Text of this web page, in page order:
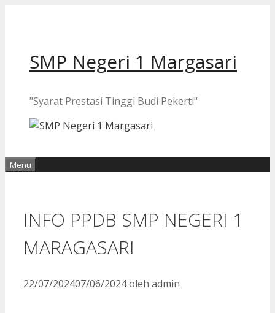
SMP Negeri 1 Margasari
"Syarat Prestasi Tinggi Budi Pekerti"
Menu
INFO PPDB SMP NEGERI 1
MARAGASARI
22/07/202407/06/2024oleh admin